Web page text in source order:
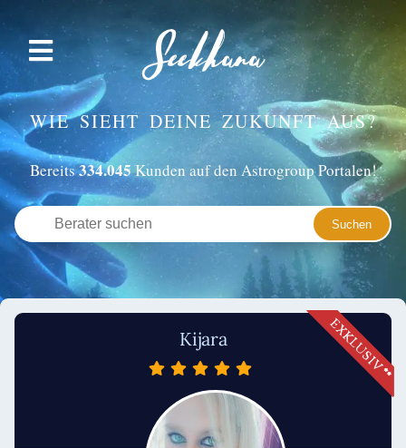
WIE SIEHT DEINE ZUKUNFT AUS?
Bereits334.045Kunden auf den Astrogroup Portalen!
Kijara